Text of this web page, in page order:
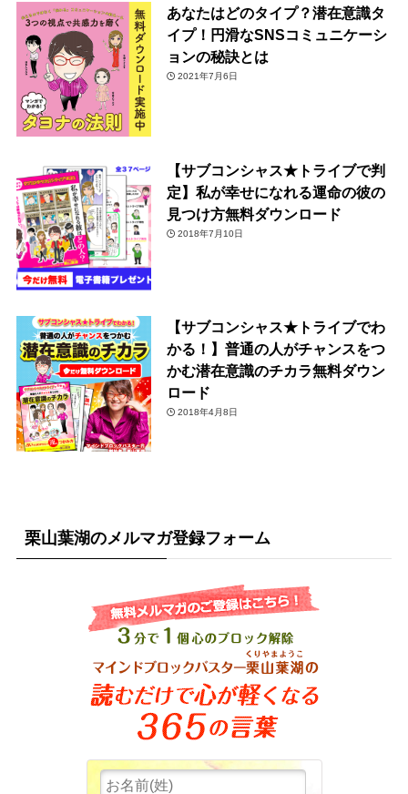
あなたはどのタイプ？潜在意識タ
イプ！円滑なSNSコミュニケーシ
ョンの秘訣とは
2021年7月6日
【サブコンシャス★トライブで判
定】私が幸せになれる運命の彼の
見つけ方無料ダウンロード
2018年7月10日
【サブコンシャス★トライブでわ
かる！】普通の人がチャンスをつ
かむ潜在意識のチカラ無料ダウン
ロード
2018年4月8日
栗山葉湖のメルマガ登録フォーム